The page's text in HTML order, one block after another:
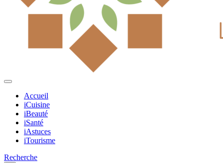
Accueil
iCuisine
iBeauté
iSanté
iAstuces
iTourisme
Recherche